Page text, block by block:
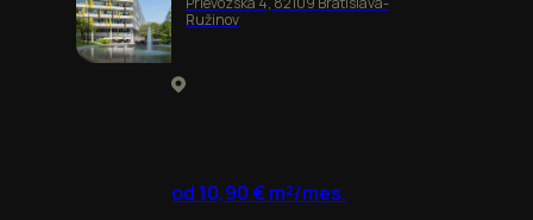
Ružinov
od 10,90 € m²/mes.